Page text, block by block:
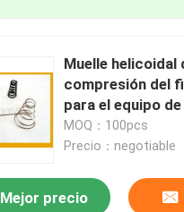
Muelle helicoidal
compresión del
para el equipo
9001 aprobado
MOQ：100pcs
Precio：negotiable
Mejor precio